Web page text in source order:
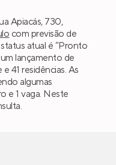
Apiacás, 730,
com previsão de
atual é “Pronto
lançamento de
41 residências. As
algumas
e 1 vaga. Neste